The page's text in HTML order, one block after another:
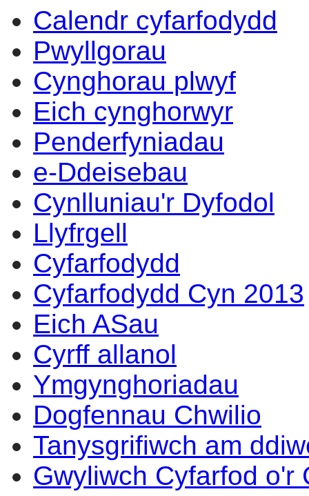
Calendr cyfarfodydd
Pwyllgorau
Cynghorau plwyf
Eich cynghorwyr
Penderfyniadau
e-Ddeisebau
Cynlluniau'r Dyfodol
Llyfrgell
Cyfarfodydd
Cyfarfodydd Cyn 2013
Eich ASau
Cyrff allanol
Ymgynghoriadau
Dogfennau Chwilio
Tanysgrifiwch am
Gwyliwch Cyfarfod o'r